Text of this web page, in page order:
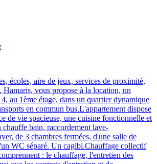
écoles, aire de jeux, services de proximité,
Hamaris, vous propose à la location, un
au 1ème étage, dans un quartier dynamique
en commun bus.L'appartement dispose
de vie spacieuse, une cuisine fonctionnelle et
chauffe bain, raccordement lave-
de 3 chambres fermées, d'une salle de
WC séparé. Un cagibi.Chauffage collectif
: le chauffage, l'entretien des